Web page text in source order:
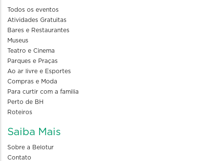
Todos os eventos
Atividades Gratuitas
Bares e Restaurantes
Museus
Teatro e Cinema
Parques e Praças
Ao ar livre e Esportes
Compras e Moda
Para curtir com a familia
Perto de BH
Roteiros
Saiba Mais
Sobre a Belotur
Contato